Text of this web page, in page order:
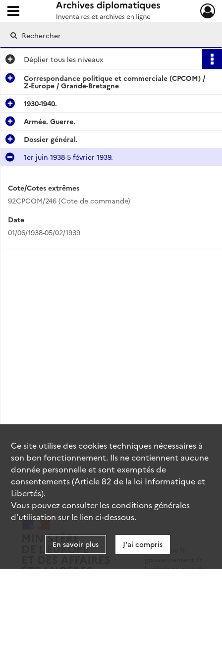
Archives diplomatiques
Ouvrir le menu déroulant
Déplier tous les niveaux
Correspondance politique et commerciale (CPCOM) /
Z-Europe / Grande-Bretagne
1930-1940.
Armée. Guerre.
Dossier général.
1er juin 1938-5 février 1939.
Cote/Cotes extrêmes
92CPCOM/246 (Cote de commande)
Date
01/06/1938-05/02/1939
data.gouv.fr
legifrance.gouv.fr
Ce site utilise descookiestechniques nécessaires à
son bon fonctionnement. Ils ne contiennent aucune
donnée personnelle et sont exemptés de
consentements (Article 82 de la loi Informatique et
Libertés).
Vous pouvez consulter les conditions générales
d’utilisation sur le lien ci-dessous.
En savoir plus J'ai compris